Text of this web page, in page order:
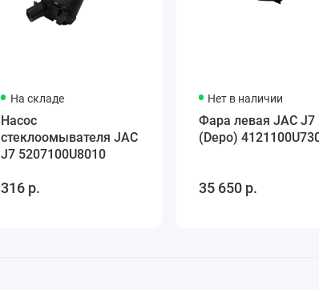
На складе
Насос
стеклоомывателя JAC
J7 5207100U8010
316 р.
Нет в наличии
Фара левая JAC J7
(Depo)
35 650 р.